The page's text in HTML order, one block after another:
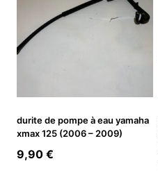
durite de pompe à eau yamaha
xmax 125 (2006 – 2009)
9,90 €